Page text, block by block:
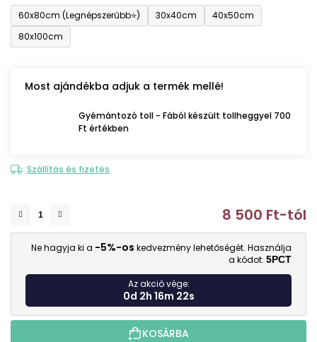
60x80cm (Legnépszerűbb⭐)
30x40cm
40x50cm
80x100cm
Most ajándékba adjuk a termék mellé!
Gyémántozó toll - Fából készült tollheggyel 700
Ft értékben
Szállítás és fizetés
8 500 Ft-tól
Ne hagyja ki a -5%-os kedvezmény lehetőségét. Használja
a kódot: 5PCT
Az akció vége:
0d 2h 16m 20s
KOSÁRBA